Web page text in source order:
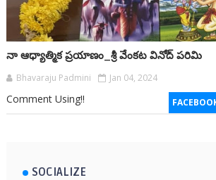
నా ఆధ్యాత్మిక ప్రయాణం_శ్రీ వేంకట వినోద్ పరిమి
Bhavaraju Padmini Jan 04, 2024
Comment Using!!
SOCIALIZE